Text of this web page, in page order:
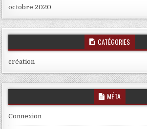
octobre 2020
CATÉGORIES
création
MÉTA
Connexion